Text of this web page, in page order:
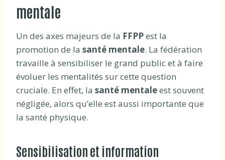
mentale
Un des axes majeurs de la FFPPest la
promotion de la santé mentale. La fédération
travaille à sensibiliser le grand public et à faire
évoluer les mentalités sur cette question
cruciale. En effet, la santé mentaleest souvent
négligée, alors qu’elle est aussi importante que
la santé physique.
Sensibilisation et information